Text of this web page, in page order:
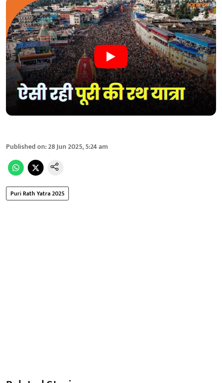
Published on:28 Jun 2025, 5:24 am
Puri Rath Yatra 2025